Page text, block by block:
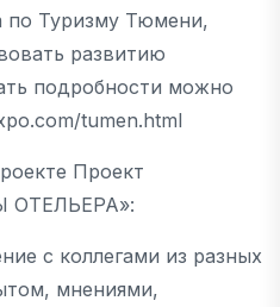
по Туризму Тюмени,
развитию
подробности можно
tumen.html
Проект
с коллегами из разных
мнениями,